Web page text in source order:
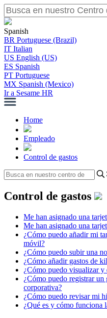
Spanish
BR Portuguese (Brazil)
IT Italian
US English (US)
ES Spanish
PT Portuguese
MX Spanish (Mexico)
Ir a Sesame HR
Home
Empleado
Control de gastos
Control de gastos
Me han asignado una
Me han asignado una
¿Cómo puedo añadir mi
móvil?
¿Cómo puedo subir una
¿Cómo añadir gastos de
¿Cómo puedo visualizar y
¿Cómo puedo registrar un
corporativa?
¿Cómo puedo revisar mi
¿Qué es y cómo funciona